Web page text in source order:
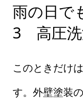
雨の日
3 高圧
このときだけ
す。外壁塗装